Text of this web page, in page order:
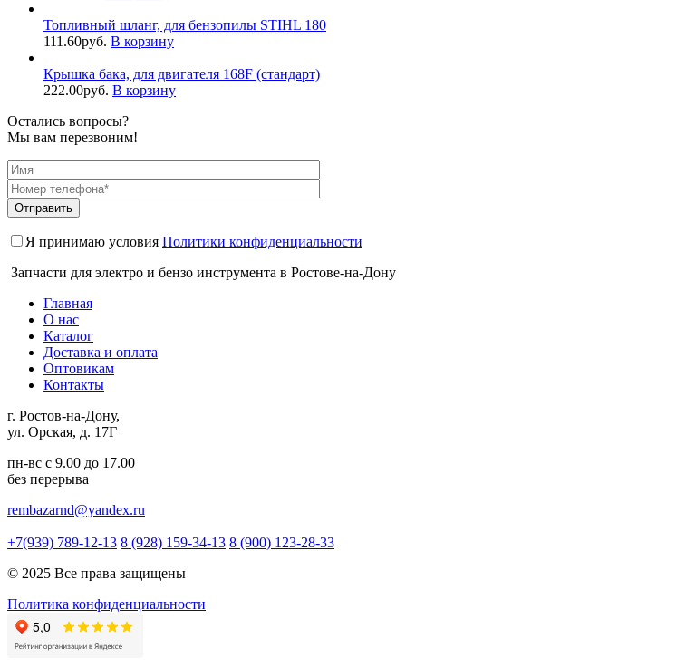
Топливный шланг, для бензопилы STIHL 180
111.60руб. В корзину
Крышка бака, для двигателя 168F (стандарт)
222.00руб. В корзину
Остались вопросы?
Мы вам перезвоним!
Я принимаю условия Политики конфиденциальности
Запчасти для электро и бензо инструмента в Ростове-на-Дону
Главная
О нас
Каталог
Доставка и оплата
Оптовикам
Контакты
г. Ростов-на-Дону,
ул. Орская, д. 17Г
пн-вс с 9.00 до 17.00
без перерыва
rembazarnd@yandex.ru
+7(939) 789-12-13 8 (928) 159-34-13 8 (900) 123-28-33
© 2025 Все права защищены
Политика конфиденциальности